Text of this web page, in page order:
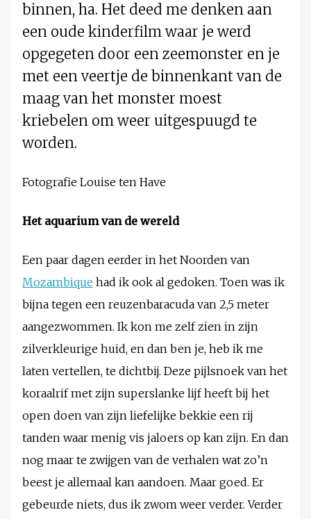
binnen, ha. Het deed me denken aan
een oude kinderfilm waar je werd
opgegeten door een zeemonster en je
met een veertje de binnenkant van de
maag van het monster moest
kriebelen om weer uitgespuugd te
worden.
Fotografie Louise ten Have
Het aquarium van de wereld
Een paar dagen eerder in het Noorden van
Mozambique had ik ook al gedoken. Toen was ik
bijna tegen een reuzenbaracuda van 2,5 meter
aangezwommen. Ik kon me zelf zien in zijn
zilverkleurige huid, en dan ben je, heb ik me
laten vertellen, te dichtbij. Deze pijlsnoek van het
koraalrif met zijn superslanke lijf heeft bij het
open doen van zijn liefelijke bekkie een rij
tanden waar menig vis jaloers op kan zijn. En dan
nog maar te zwijgen van de verhalen wat zo’n
beest je allemaal kan aandoen. Maar goed. Er
gebeurde niets, dus ik zwom weer verder. Verder